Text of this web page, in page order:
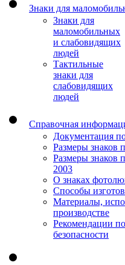
Знаки для
Знаки для
маломобильных
и слабовидящих
людей
Тактильные
знаки для
слабовидящих
людей
Справочная
Документация
Размеры знаков
Размеры знаков
2003
О знаках
Способы
Материалы,
производстве
Рекомендации
безопасности